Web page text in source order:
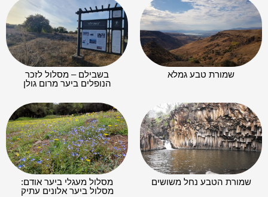
שמורת טבע גמלא
בשבילם – מסלול לזכר
הנופלים ביער מרום גולן
שמורת הטבע נחל משושים
מסלול מעגלי ביער אודם:
מסלול ביער אלונים עתיק